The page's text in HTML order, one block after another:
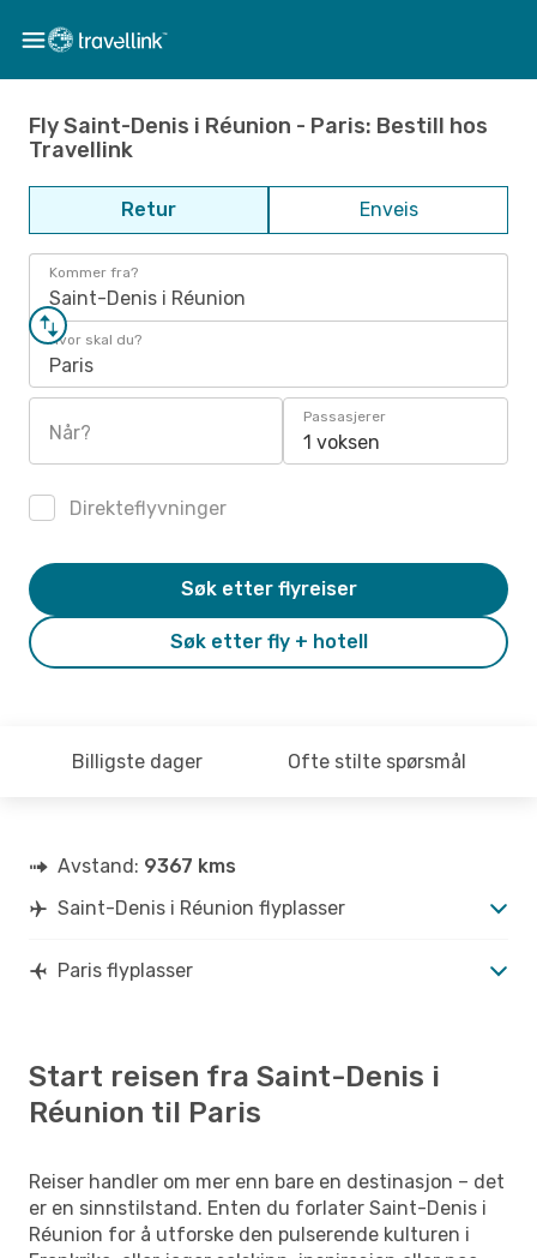
Fly Saint-Denis i Réunion - Paris: Bestill hos
Travellink
Retur Enveis
Kommer fra?
Saint-Denis i Réunion
Hvor skal du?
Paris
Når?
Passasjerer
1 voksen
Direkteflyvninger
Søk etter fly + hotell
Søk etter flyreiser
Billigste dager Ofte stilte spørsmål
Avstand: 9367 kms
Saint-Denis i Réunion flyplasser
Paris flyplasser
Start reisen fra Saint-Denis i
Réunion til Paris
Reiser handler om mer enn bare en destinasjon – det
er en sinnstilstand. Enten du forlater Saint-Denis i
Réunion for å utforske den pulserende kulturen i